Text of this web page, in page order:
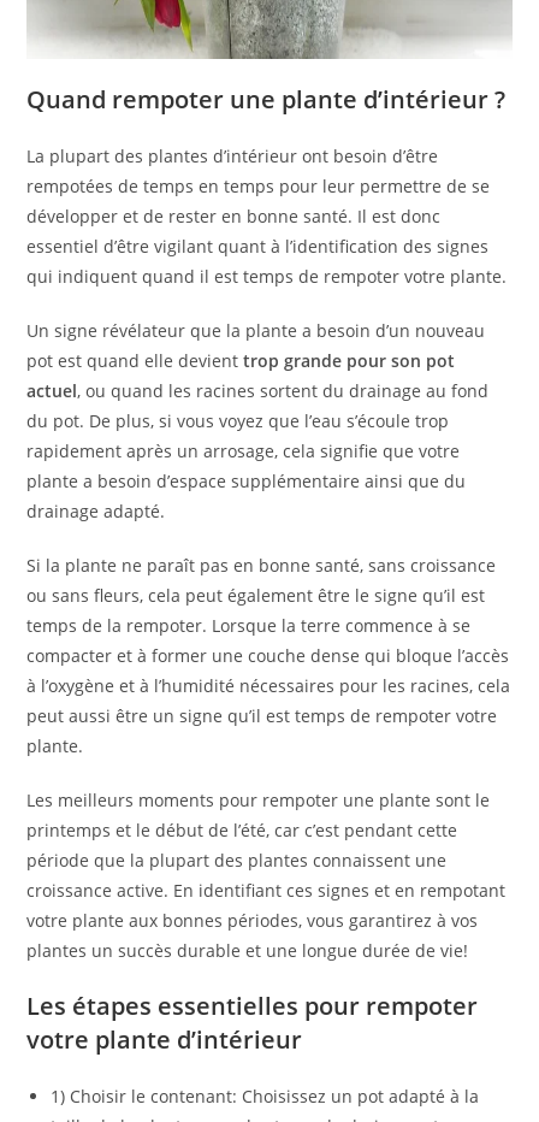
Quand rempoter une plante d’intérieur ?
La plupart des plantes d’intérieur ont besoin d’être
rempotées de temps en temps pour leur permettre de se
développer et de rester en bonne santé. Il est donc
essentiel d’être vigilant quant à l’identification des signes
qui indiquent quand il est temps de rempoter votre plante.
Un signe révélateur que la plante a besoin d’un nouveau
pot est quand elle devienttrop grande pour son pot
actuel, ou quand les racines sortent du drainage au fond
du pot. De plus, si vous voyez que l’eau s’écoule trop
rapidement après un arrosage, cela signifie que votre
plante a besoin d’espace supplémentaire ainsi que du
drainage adapté.
Si la plante ne paraît pas en bonne santé, sans croissance
ou sans fleurs, cela peut également être le signe qu’il est
temps de la rempoter. Lorsque la terre commence à se
compacter et à former une couche dense qui bloque l’accès
à l’oxygène et à l’humidité nécessaires pour les racines, cela
peut aussi être un signe qu’il est temps de rempoter votre
plante.
Les meilleurs moments pour rempoter une plante sont le
printemps et le début de l’été, car c’est pendant cette
période que la plupart des plantes connaissent une
croissance active. En identifiant ces signes et en rempotant
votre plante aux bonnes périodes, vous garantirez à vos
plantes un succès durable et une longue durée de vie!
Les étapes essentielles pour rempoter
votre plante d’intérieur
1) Choisir le contenant: Choisissez un pot adapté à la